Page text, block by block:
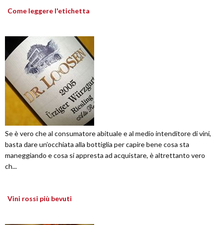
Come leggere l'etichetta
Se è vero che al consumatore abituale e al medio intenditore di vini,
basta dare un’occhiata alla bottiglia per capire bene cosa sta
maneggiando e cosa si appresta ad acquistare, è altrettanto vero
ch...
Vini rossi più bevuti